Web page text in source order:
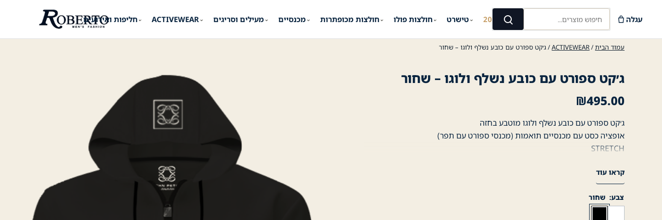
חליפות ואירועים⌄ ACTIVEWEAR ⌄ מעילים וסריגים⌄ מכנסיים⌄ חולצות מכופתרות⌄ חולצות פולו⌄ טישרט⌄ קיץ 2026 חיפוש מוצרים...
חיפוש עגלה
עמוד הבית/
ACTIVEWEAR/ ג׳קט ספורט עם כובע נשלף ולוגו – שחור
ג׳קט ספורט עם כובע נשלף ולוגו – שחור
₪495.00
ג׳קט ספורט עם כובע נשלף ולוגו מוטבע בחזה
אופציה כסט עם מכנסיים תואמות (מכנסי ספורט עם תפר)
STRETCH
קראו עוד
צבע שחור